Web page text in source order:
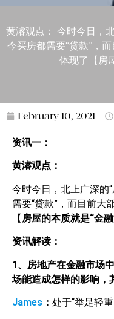
黄濬观点： 今时今日，
今买房都需要“贷款”，
体现了【房
February 10, 2021
资讯一：
黄濬观点：
今时今日，北上广深的
需要“贷款”，而目前大
【 房屋的本质就是“金融
资讯解读：
1、房地产在金融市场
场能造成怎样的影响，
James ： 处于“举足轻重